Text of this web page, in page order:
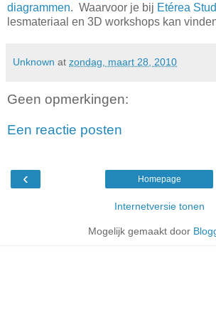
diagrammen. Waarvoor je bij Etérea
lesmateriaal en 3D workshops kan
Unknown at zondag, maart 28, 2010
Geen opmerkingen:
Een reactie posten
‹ Homepage
Internetversie tonen
Mogelijk gemaakt door